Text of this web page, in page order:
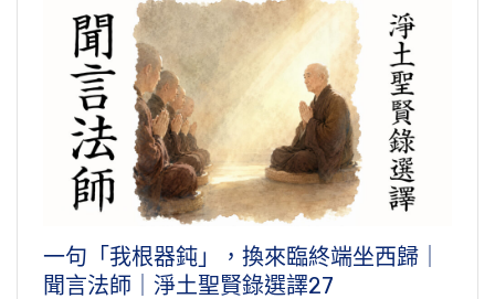
一句「我根器鈍」，換來臨終端坐西歸｜
聞言法師｜淨土聖賢錄選譯27